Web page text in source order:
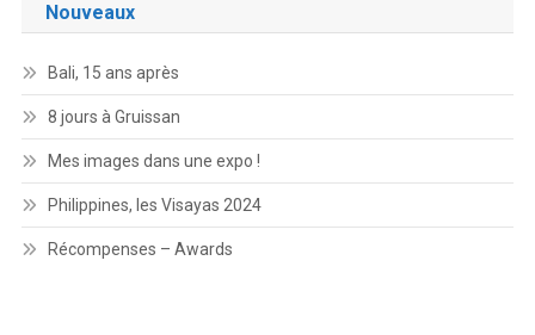
Nouveaux
Bali, 15 ans après
8 jours à Gruissan
Mes images dans une expo !
Philippines, les Visayas 2024
Récompenses – Awards